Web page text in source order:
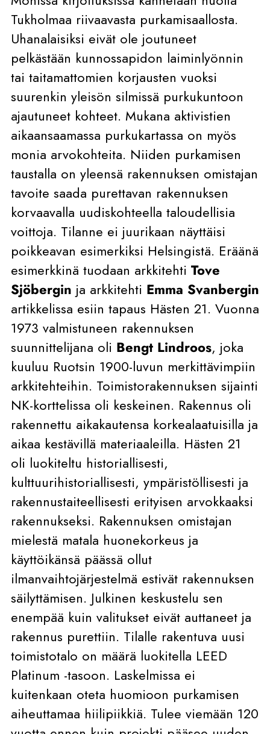
Tukholmaa riivaavasta purkamisaallosta.
Uhanalaisiksi eivät ole joutuneet
pelkästään kunnossapidon laiminlyönnin
tai taitamattomien korjausten vuoksi
suurenkin yleisön silmissä purkukuntoon
ajautuneet kohteet. Mukana aktivistien
aikaansaamassa purkukartassa on myös
monia arvokohteita. Niiden purkamisen
taustalla on yleensä rakennuksen omistajan
tavoite saada purettavan rakennuksen
korvaavalla uudiskohteella taloudellisia
voittoja. Tilanne ei juurikaan näyttäisi
poikkeavan esimerkiksi Helsingistä. Eräänä
esimerkkinä tuodaan arkkitehti Tove
Sjöbergin ja arkkitehti Emma Svanbergin
artikkelissa esiin tapaus Hästen 21. Vuonna
1973 valmistuneen rakennuksen
suunnittelijana oli Bengt Lindroos, joka
kuuluu Ruotsin 1900-luvun merkittävimpiin
arkkitehteihin. Toimistorakennuksen sijainti
NK-korttelissa oli keskeinen. Rakennus oli
rakennettu aikakautensa korkealaatuisilla ja
aikaa kestävillä materiaaleilla. Hästen 21
oli luokiteltu historiallisesti,
kulttuurihistoriallisesti, ympäristöllisesti ja
rakennustaiteellisesti erityisen arvokkaaksi
rakennukseksi. Rakennuksen omistajan
mielestä matala huonekorkeus ja
käyttöikänsä päässä ollut
ilmanvaihtojärjestelmä estivät rakennuksen
säilyttämisen. Julkinen keskustelu sen
enempää kuin valitukset eivät auttaneet ja
rakennus purettiin. Tilalle rakentuva uusi
toimistotalo on määrä luokitella LEED
Platinum -tasoon. Laskelmissa ei
kuitenkaan oteta huomioon purkamisen
aiheuttamaa hiilipiikkiä. Tulee viemään 120